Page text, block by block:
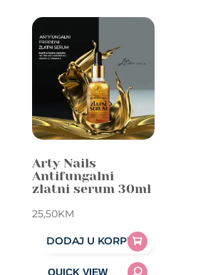
Arty Nails
Antifungalni
zlatni serum 30ml
25,50KM
DODAJ U KORPU